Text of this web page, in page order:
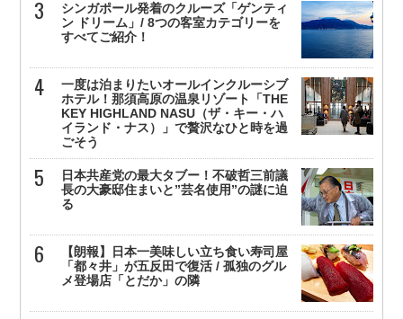
シンガポール発着のクルーズ「ゲンティ
ン ドリーム」/ 8つの客室カテゴリーを
すべてご紹介！
一度は泊まりたいオールインクルーシブ
ホテル！那須高原の温泉リゾート「THE
KEY HIGHLAND NASU（ザ・キー・ハ
イランド・ナス）」で贅沢なひと時を過
ごそう
日本共産党の最大タブー！不破哲三前議
長の大豪邸住まいと”芸名使用”の謎に迫
る
【朗報】日本一美味しい立ち食い寿司屋
「都々井」が五反田で復活 / 孤独のグル
メ登場店「とだか」の隣